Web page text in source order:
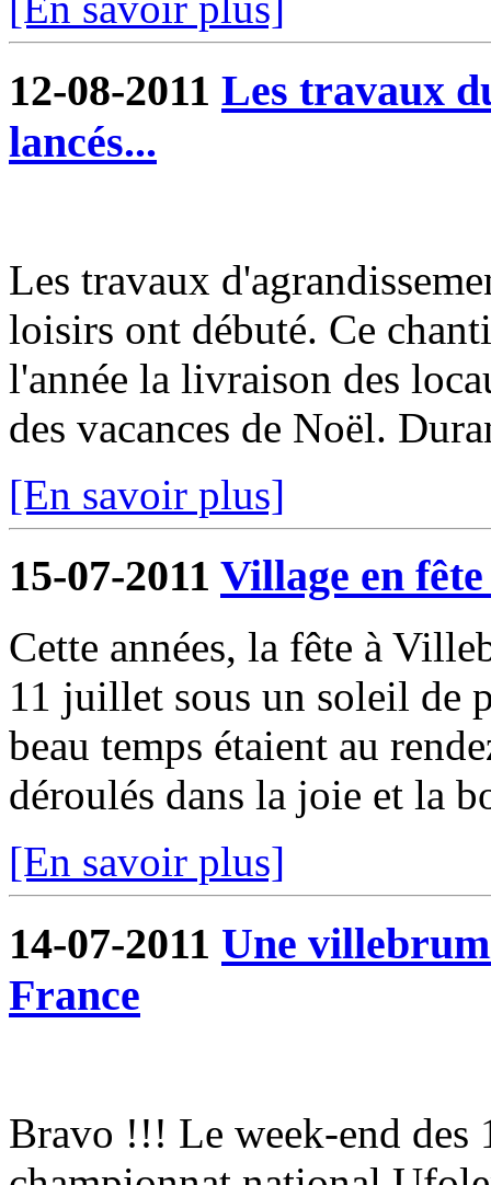
12-08-2011 Les travaux
lancés...
Les travaux
loisirs ont débuté. Ce
l'année la livraison des
des vacances de Noël.
[En savoir plus]
15-07-2011 Village en
Cette années, la fête à
11 juillet sous un soleil de
beau temps étaient au
déroulés dans la joie et la
[En savoir plus]
14-07-2011 Une
France
Bravo !!! Le week-end des